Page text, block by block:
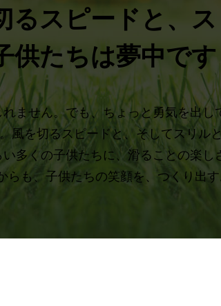
るスピードと、
供たちは夢中です
ません。でも、ちょっと勇気を出し
風を切るスピードと、そしてスリル
多くの子供たちに、滑ることの楽し
も、子供たちの笑顔を、つくり出